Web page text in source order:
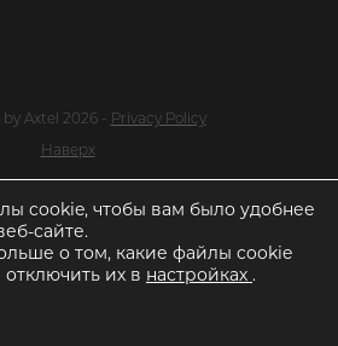
Axtel 2026 - Privacy Policy
Наверх
cookie, чтобы вам было удобнее
сайте.
о том, какие файлы cookie
их в настройках .